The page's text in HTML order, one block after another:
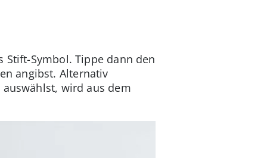
Symbol. Tippe dann den
angibst. Alternativ
wird aus dem